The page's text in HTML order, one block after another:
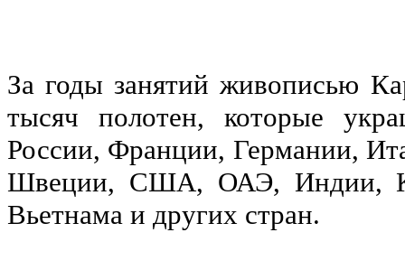
За годы занятий живописью
тысяч полотен, которые
России, Франции, Германии,
Швеции, США, ОАЭ, Индии,
Вьетнама и других стран.